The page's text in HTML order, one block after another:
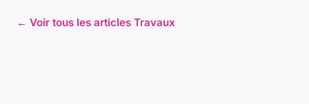
← Voir tous les articles Travaux